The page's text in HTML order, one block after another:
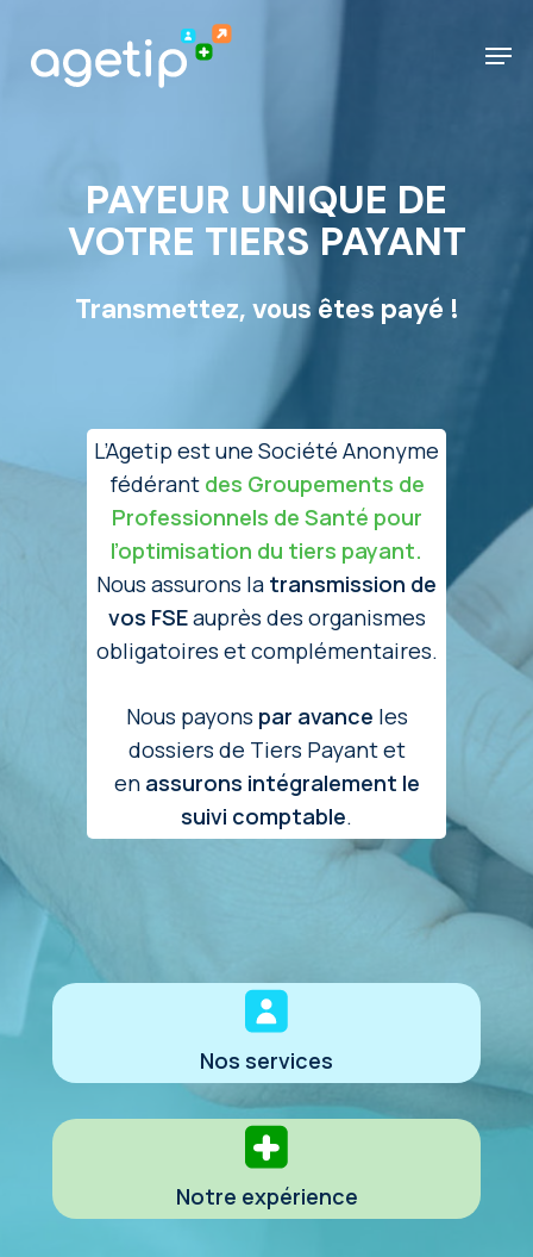
main
PAYEUR UNIQUE DE
VOTRE TIERS PAYANT
Transmettez, vous êtes payé !
L’Agetip est une Société Anonyme
fédérant des Groupements de
Professionnels de Santé pour
l’optimisation du tiers payant.
Nous assurons la transmission de
vos FSEauprès des organismes
obligatoires et complémentaires.
Nous payons par avance les
dossiers de Tiers Payant et
en assurons intégralement le
suivi comptable.
Nos services
Notre expérience